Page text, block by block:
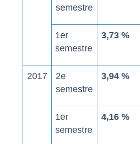
semestre
1er
semestre
3,73 %
2017 2e
semestre
3,94 %
1er
semestre
4,16 %